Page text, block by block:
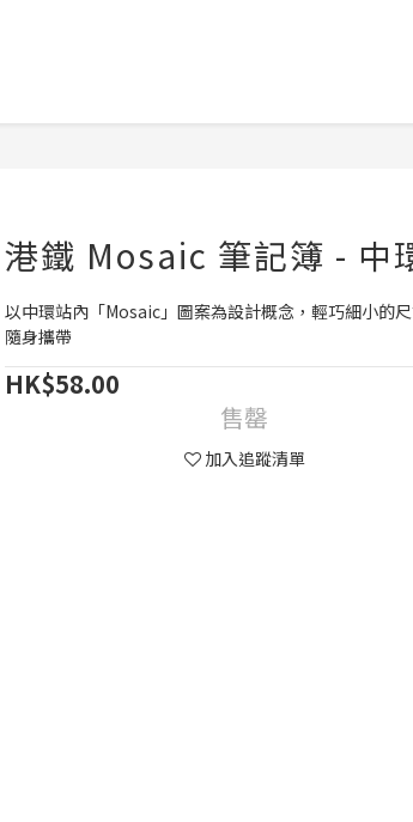
港鐵 Mosaic 筆記簿 - 中
以中環站內「Mosaic」圖案為設計概念，輕巧細小的
隨身攜帶
HK$58.00
售罄
加入追蹤清單